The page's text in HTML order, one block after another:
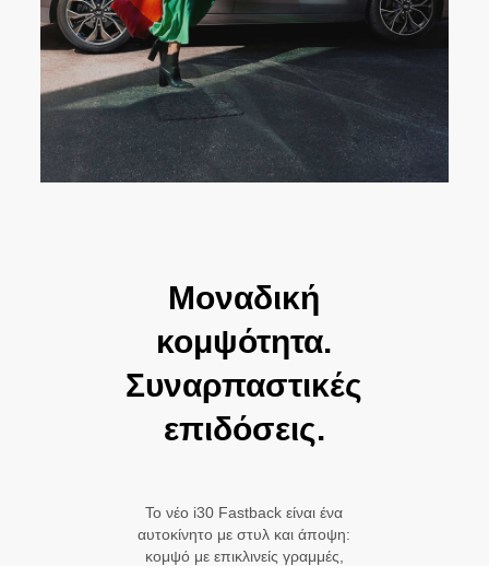
Μοναδική
κομψότητα.
Συναρπαστικές
επιδόσεις.
Το νέο i30 Fastback είναι ένα
αυτοκίνητο με στυλ και άποψη:
κομψό με επικλινείς γραμμές,